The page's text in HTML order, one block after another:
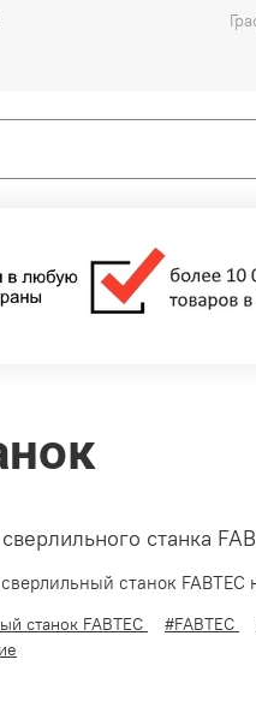
станка
станок FABTEC
станок FABTEC #FABTEC